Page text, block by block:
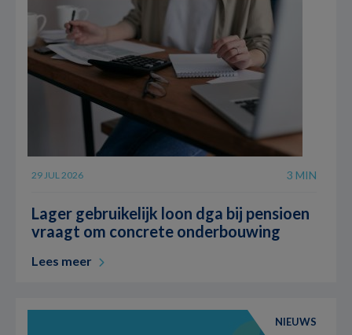
29 JUL 2026 3 MIN
Lager gebruikelijk loon dga bij pensioen
vraagt om concrete onderbouwing
Lees meer
NIEUWS